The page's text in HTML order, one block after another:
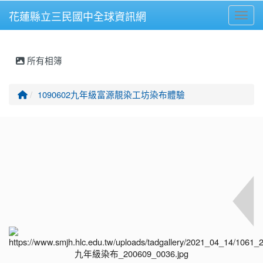
⏸
花蓮縣立三民國中全球資訊網
所有相簿
回首頁
1090602九年級富源靚染工坊染布體驗